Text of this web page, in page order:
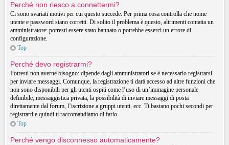
Perché non riesco a connettermi?
Ci sono svariati motivi per cui questo succede. Per prima cosa controlla che nome
utente e password siano corretti. Di solito il problema è questo, altrimenti contatta un
amministratore: potresti essere stato bannato o potrebbe esserci un errore di
configurazione.
Top
Perché devo registrarmi?
Potresti non averne bisogno: dipende dagli amministratori se è necessario registrarsi
per inviare messaggi. Comunque, la registrazione ti darà accesso ad altre funzioni che
non sono disponibili per gli utenti ospiti come l’uso di un’immagine personale
definibile, messaggistica privata, la possibilità di inviare messaggi di posta
direttamente dal forum, l’iscrizione a gruppi utenti, ecc. Ti bastano pochi secondi per
registrarti e quindi ti raccomandiamo di farlo.
Top
Perché vengo disconnesso automaticamente?